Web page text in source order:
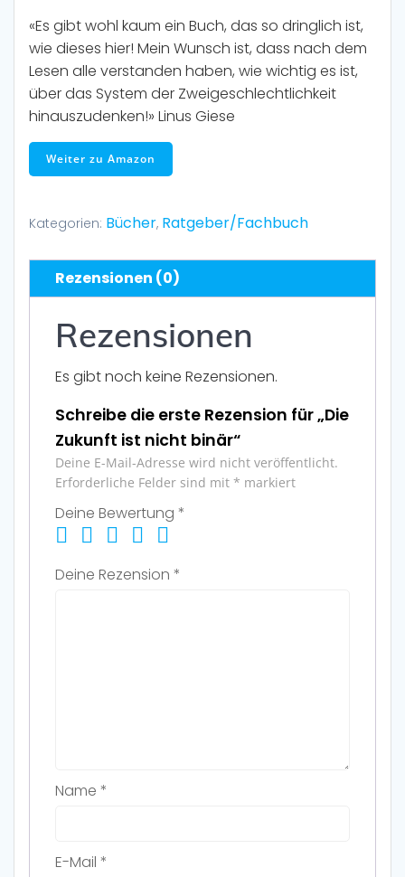
«Es gibt wohl kaum ein Buch, das so dringlich ist,
wie dieses hier! Mein Wunsch ist, dass nach dem
Lesen alle verstanden haben, wie wichtig es ist,
über das System der Zweigeschlechtlichkeit
hinauszudenken!» Linus Giese
Weiter zu Amazon
Kategorien: Bücher, Ratgeber/Fachbuch
Rezensionen (0)
Rezensionen
Es gibt noch keine Rezensionen.
Schreibe die erste Rezension für „Die
Zukunft ist nicht binär“
Deine E-Mail-Adresse wird nicht veröffentlicht.
Erforderliche Felder sind mit * markiert
Deine Bewertung *
Deine Rezension *
Name *
E-Mail *